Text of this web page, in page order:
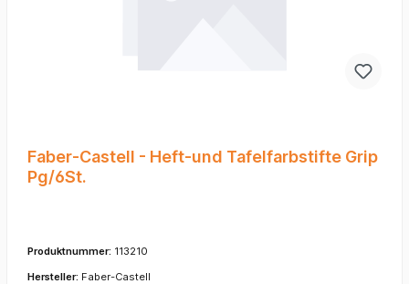
Faber-Castell - Heft-und Tafelfarbstifte Grip
Pg/6St.
Produktnummer: 113210
Hersteller: Faber-Castell